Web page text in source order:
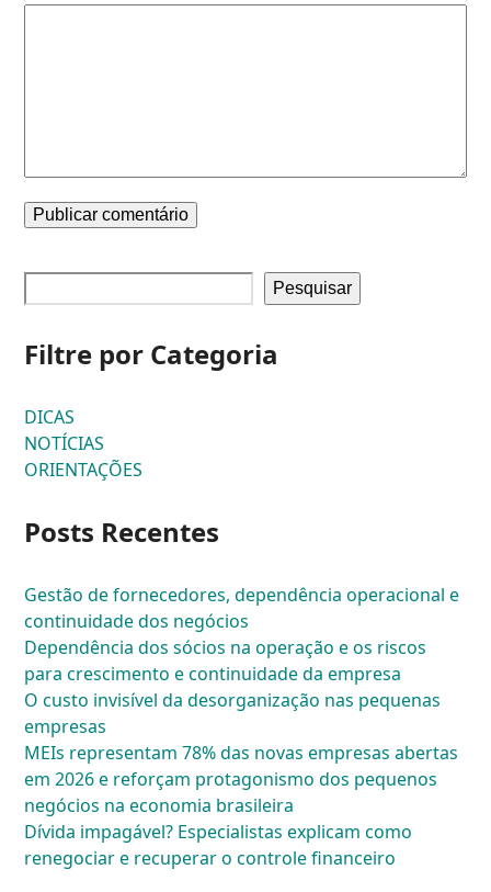
Pesquisar
Filtre por Categoria
DICAS
NOTÍCIAS
ORIENTAÇÕES
Posts Recentes
Gestão de fornecedores, dependência operacional e
continuidade dos negócios
Dependência dos sócios na operação e os riscos
para crescimento e continuidade da empresa
O custo invisível da desorganização nas pequenas
empresas
MEIs representam 78% das novas empresas abertas
em 2026 e reforçam protagonismo dos pequenos
negócios na economia brasileira
Dívida impagável? Especialistas explicam como
renegociar e recuperar o controle financeiro